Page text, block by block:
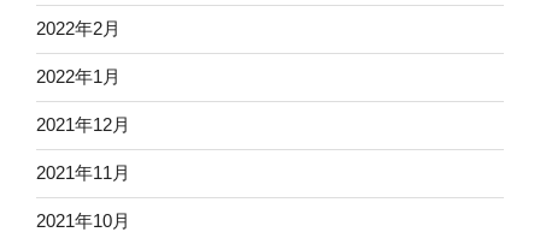
2022年2月
2022年1月
2021年12月
2021年11月
2021年10月